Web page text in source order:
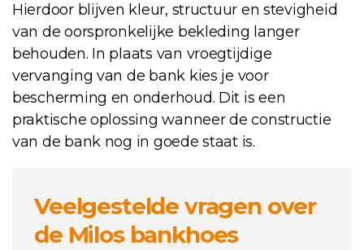
Hierdoor blijven kleur, structuur en stevigheid
van de oorspronkelijke bekleding langer
behouden. In plaats van vroegtijdige
vervanging van de bank kies je voor
bescherming en onderhoud. Dit is een
praktische oplossing wanneer de constructie
van de bank nog in goede staat is.
Veelgestelde vragen over
de Milos bankhoes